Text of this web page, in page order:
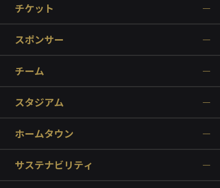
チケット
スポンサー
チーム
スタジアム
ホームタウン
サステナビリティ